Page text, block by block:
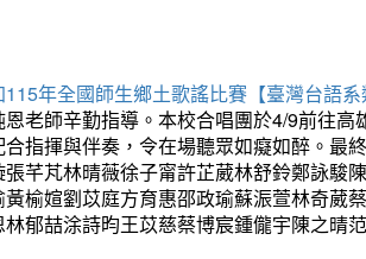
年全國師生鄉土歌謠比賽【臺灣台語
老師辛勤指導。本校合唱團於4/9前往
指揮與伴奏，令在場聽眾如癡如醉。最
芊芃林晴薇徐子甯許芷葳林舒鈴鄭詠駿
榆媗劉苡庭方育惠邵政瑜蘇浱萱林奇葳
郁喆涂詩昀王苡慈蔡博宸鍾儱宇陳之晴